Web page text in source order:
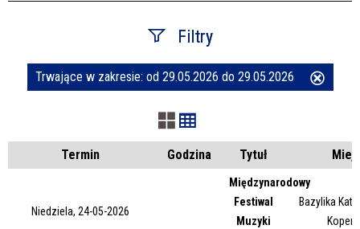
Filtry
Szukana fraza
Kategoria
Trwające w zakresie
Trwające w zakresie: od 29.05.2026 do 29.05.2026
Termin Godzina Tytuł
Niedziela, 24-05-2026
Międzynarodowy
Festiwal
Muzyki
Bazylika